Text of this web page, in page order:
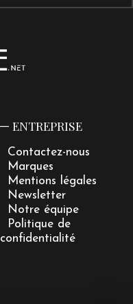
ENTREPRISE
Contactez-nous
Marques
Mentions légales
Newsletter
Notre équipe
Politique de
confidentialité